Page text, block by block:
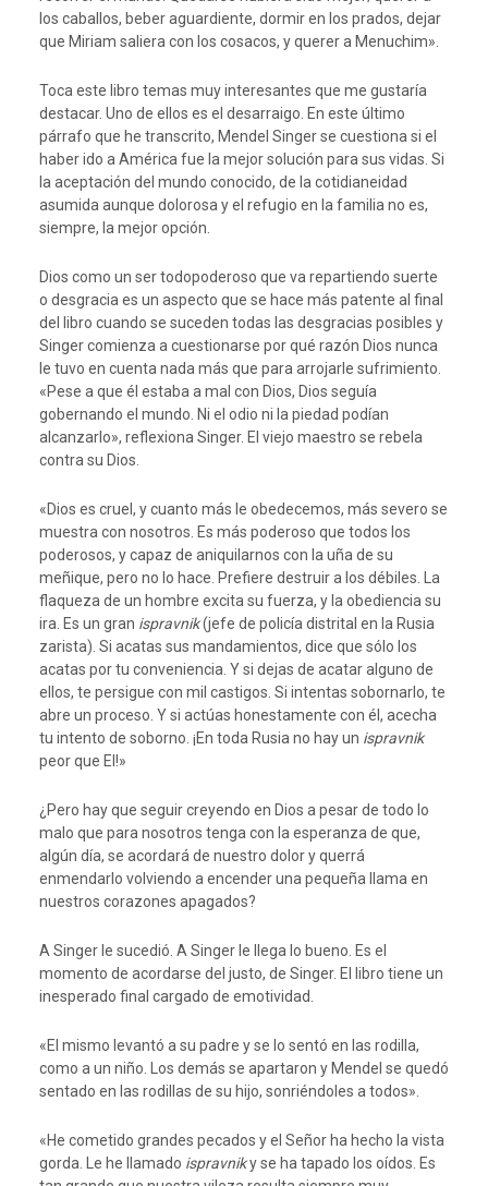
los caballos, beber aguardiente, dormir en los prados, dejar
que Miriam saliera con los cosacos, y querer a Menuchim».
Toca este libro temas muy interesantes que me gustaría
destacar. Uno de ellos es el desarraigo. En este último
párrafo que he transcrito, Mendel Singer se cuestiona si el
haber ido a América fue la mejor solución para sus vidas. Si
la aceptación del mundo conocido, de la cotidianeidad
asumida aunque dolorosa y el refugio en la familia no es,
siempre, la mejor opción.
Dios como un ser todopoderoso que va repartiendo suerte
o desgracia es un aspecto que se hace más patente al final
del libro cuando se suceden todas las desgracias posibles y
Singer comienza a cuestionarse por qué razón Dios nunca
le tuvo en cuenta nada más que para arrojarle sufrimiento.
«Pese a que él estaba a mal con Dios, Dios seguía
gobernando el mundo. Ni el odio ni la piedad podían
alcanzarlo», reflexiona Singer. El viejo maestro se rebela
contra su Dios.
«Dios es cruel, y cuanto más le obedecemos, más severo se
muestra con nosotros. Es más poderoso que todos los
poderosos, y capaz de aniquilarnos con la uña de su
meñique, pero no lo hace. Prefiere destruir a los débiles. La
flaqueza de un hombre excita su fuerza, y la obediencia su
ira. Es un gran ispravnik(jefe de policía distrital en la Rusia
zarista). Si acatas sus mandamientos, dice que sólo los
acatas por tu conveniencia. Y si dejas de acatar alguno de
ellos, te persigue con mil castigos. Si intentas sobornarlo, te
abre un proceso. Y si actúas honestamente con él, acecha
tu intento de soborno. ¡En toda Rusia no hay un ispravnik
peor que El!»
¿Pero hay que seguir creyendo en Dios a pesar de todo lo
malo que para nosotros tenga con la esperanza de que,
algún día, se acordará de nuestro dolor y querrá
enmendarlo volviendo a encender una pequeña llama en
nuestros corazones apagados?
A Singer le sucedió. A Singer le llega lo bueno. Es el
momento de acordarse del justo, de Singer. El libro tiene un
inesperado final cargado de emotividad.
«El mismo levantó a su padre y se lo sentó en las rodilla,
como a un niño. Los demás se apartaron y Mendel se quedó
sentado en las rodillas de su hijo, sonriéndoles a todos».
«He cometido grandes pecados y el Señor ha hecho la vista
gorda. Le he llamado ispravniky se ha tapado los oídos. Es